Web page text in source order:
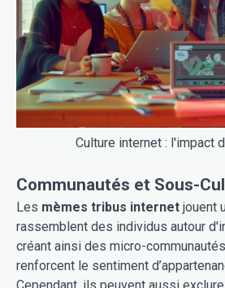
Culture internet : l'impact
Communautés et Sous-
Les mèmes tribus internet jouent
rassemblent des individus autour
créant ainsi des micro-
renforcent le sentiment